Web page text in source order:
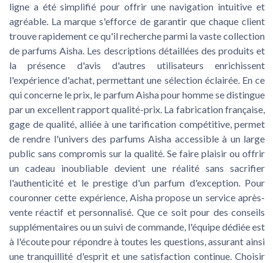
ligne a été simplifié pour offrir une navigation intuitive et
agréable. La marque s'efforce de garantir que chaque client
trouve rapidement ce qu'il recherche parmi la vaste collection
de parfums Aisha. Les descriptions détaillées des produits et
la présence d'avis d'autres utilisateurs enrichissent
l'expérience d'achat, permettant une sélection éclairée. En ce
qui concerne le prix, le parfum Aisha pour homme se distingue
par un excellent rapport qualité-prix. La fabrication française,
gage de qualité, alliée à une tarification compétitive, permet
de rendre l'univers des parfums Aisha accessible à un large
public sans compromis sur la qualité. Se faire plaisir ou offrir
un cadeau inoubliable devient une réalité sans sacrifier
l'authenticité et le prestige d'un parfum d'exception. Pour
couronner cette expérience, Aisha propose un service après-
vente réactif et personnalisé. Que ce soit pour des conseils
supplémentaires ou un suivi de commande, l'équipe dédiée est
à l'écoute pour répondre à toutes les questions, assurant ainsi
une tranquillité d'esprit et une satisfaction continue. Choisir